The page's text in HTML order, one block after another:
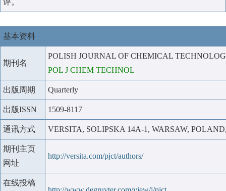
评。
基本资料
期刊名
POLISH JOURNAL OF CHEMICAL
POL J CHEM TECHNOL
出版周期 Quarterly
出版ISSN 1509-8117
通讯方式 VERSITA, SOLIPSKA 14A-1, WARSAW,
期刊主页
网址
http://versita.com/pjct/authors/
在线投稿